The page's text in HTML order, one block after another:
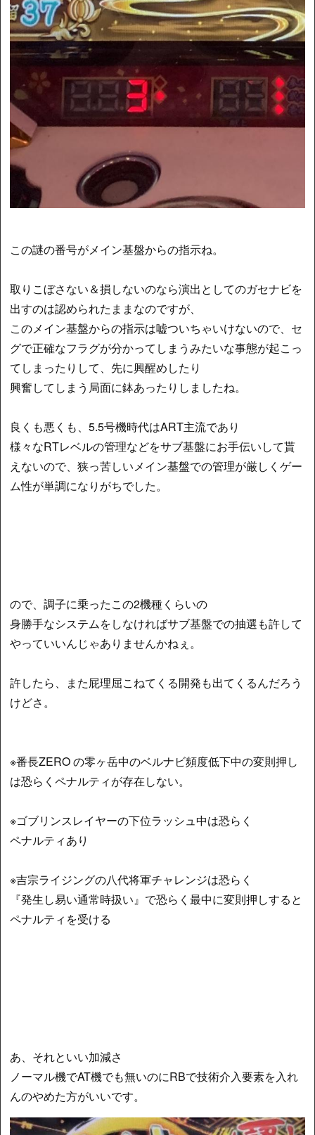
この謎の番号がメイン基盤からの指示ね。
取りこぼさない＆損しないのなら演出としてのガセナビを
出すのは認められたままなのですが、
このメイン基盤からの指示は嘘ついちゃいけないので、セ
グで正確なフラグが分かってしまうみたいな事態が起こっ
てしまったりして、先に興醒めしたり
興奮してしまう局面に鉢あったりしましたね。
良くも悪くも、5.5号機時代はART主流であり
様々なRTレベルの管理などをサブ基盤にお手伝いして貰
えないので、狭っ苦しいメイン基盤での管理が厳しくゲー
ム性が単調になりがちでした。
ので、調子に乗ったこの2機種くらいの
身勝手なシステムをしなければサブ基盤での抽選も許して
やっていいんじゃありませんかねぇ。
許したら、また屁理屈こねてくる開発も出てくるんだろう
けどさ。
※番長ZERO の零ヶ岳中のベルナビ頻度低下中の変則押し
は恐らくペナルティが存在しない。
※ゴブリンスレイヤーの下位ラッシュ中は恐らく
ペナルティあり
※吉宗ライジングの八代将軍チャレンジは恐らく
『発生し易い通常時扱い』で恐らく最中に変則押しすると
ペナルティを受ける
あ、それといい加減さ
ノーマル機でAT機でも無いのにRBで技術介入要素を入れ
んのやめた方がいいです。